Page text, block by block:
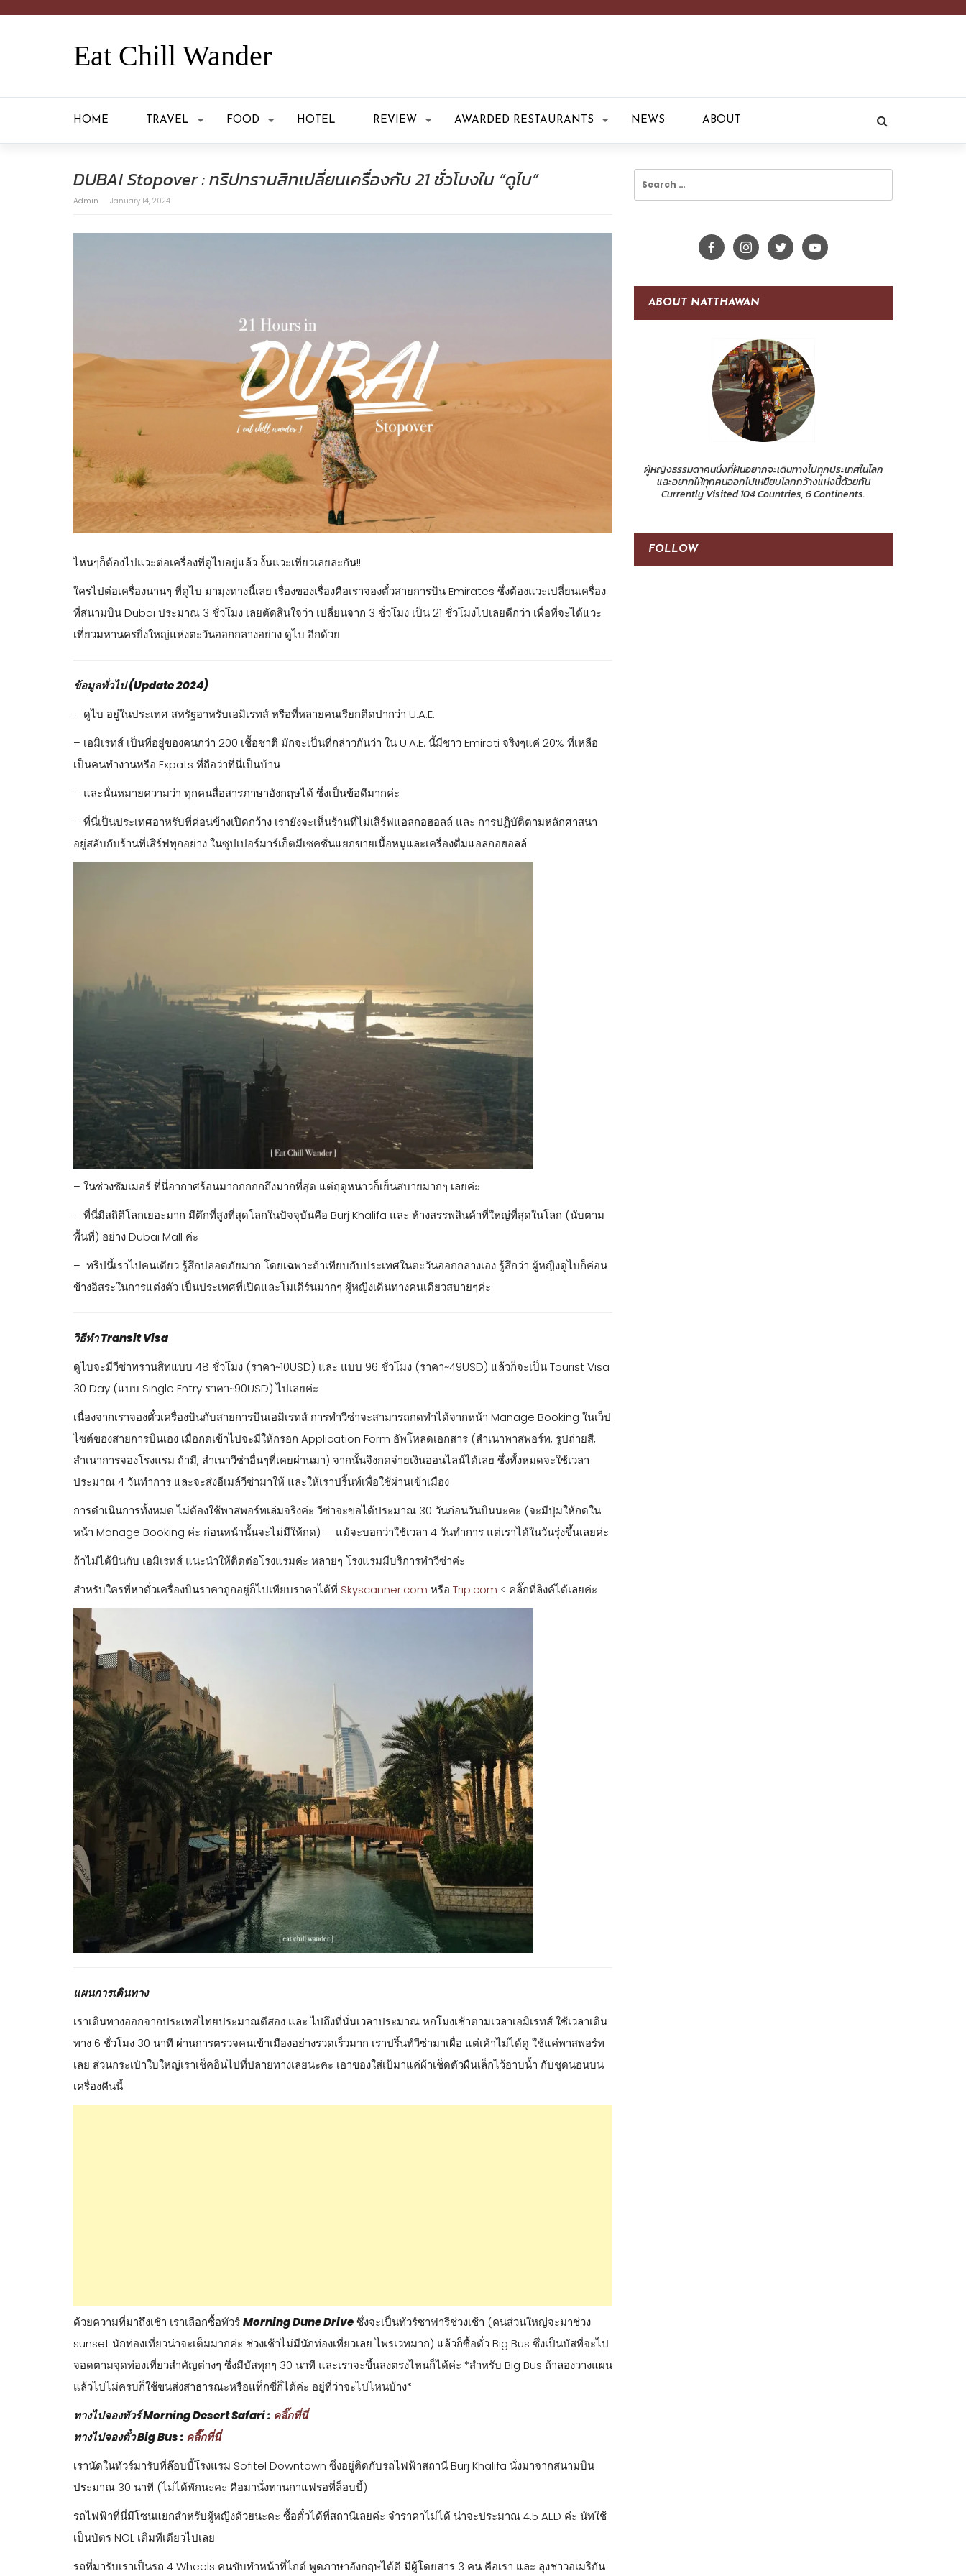
Eat Chill Wander
HOME TRAVEL FOOD HOTEL REVIEW AWARDED RESTAURANTS NEWS ABOUT
DUBAI Stopover : ทริปทรานสิทเปลี่ยนเครื่องกับ 21 ชั่วโมงใน “ดูไบ”
Admin January 14, 2024
ไหนๆก็ต้องไปแวะต่อเครื่องที่ดูไบอยู่แล้ว งั้นแวะเที่ยวเลยละกัน!!
ใครไปต่อเครื่องนานๆ ที่ดูไบ มามุงทางนี้เลย เรื่องของเรื่องคือเราจองตั๋วสายการบิน Emirates ซึ่งต้องแวะเปลี่ยนเครื่อง
ที่สนามบิน Dubai ประมาณ 3 ชั่วโมง เลยตัดสินใจว่า เปลี่ยนจาก 3 ชั่วโมง เป็น 21 ชั่วโมงไปเลยดีกว่า เพื่อที่จะได้แวะ
เที่ยวมหานครยิ่งใหญ่แห่งตะวันออกกลางอย่าง ดูไบ อีกด้วย
ข้อมูลทั่วไป (Update 2024)
– ดูไบ อยู่ในประเทศ สหรัฐอาหรับเอมิเรทส์ หรือที่หลายคนเรียกติดปากว่า U.A.E.
– เอมิเรทส์ เป็นที่อยู่ของคนกว่า 200 เชื้อชาติ มักจะเป็นที่กล่าวกันว่า ใน U.A.E. นี้มีชาว Emirati จริงๆแค่ 20% ที่เหลือ
เป็นคนทำงานหรือ Expats ที่ถือว่าที่นี่เป็นบ้าน
– และนั่นหมายความว่า ทุกคนสื่อสารภาษาอังกฤษได้ ซึ่งเป็นข้อดีมากค่ะ
– ที่นี่เป็นประเทศอาหรับที่ค่อนข้างเปิดกว้าง เรายังจะเห็นร้านที่ไม่เสิร์ฟแอลกอฮอลล์ และ การปฏิบัติตามหลักศาสนา
อยู่สลับกับร้านที่เสิร์ฟทุกอย่าง ในซุปเปอร์มาร์เก็ตมีเซคชั่นแยกขายเนื้อหมูและเครื่องดื่มแอลกอฮอลล์
– ในช่วงซัมเมอร์ ที่นี่อากาศร้อนมากกกกกถึงมากที่สุด แต่ฤดูหนาวก็เย็นสบายมากๆ เลยค่ะ
– ที่นี่มีสถิติโลกเยอะมาก มีตึกที่สูงที่สุดโลกในปัจจุบันคือ Burj Khalifa และ ห้างสรรพสินค้าที่ใหญ่ที่สุดในโลก (นับตาม
พื้นที่) อย่าง Dubai Mall ค่ะ
– ทริปนี้เราไปคนเดียว รู้สึกปลอดภัยมาก โดยเฉพาะถ้าเทียบกับประเทศในตะวันออกกลางเอง รู้สึกว่า ผู้หญิงดูไบก็ค่อน
ข้างอิสระในการแต่งตัว เป็นประเทศที่เปิดและโมเดิร์นมากๆ ผู้หญิงเดินทางคนเดียวสบายๆค่ะ
วิธีทำ Transit Visa
ดูไบจะมีวีซ่าทรานสิทแบบ 48 ชั่วโมง (ราคา~10USD) และ แบบ 96 ชั่วโมง (ราคา~49USD) แล้วก็จะเป็น Tourist Visa
30 Day (แบบ Single Entry ราคา~90USD) ไปเลยค่ะ
เนื่องจากเราจองตั๋วเครื่องบินกับสายการบินเอมิเรทส์ การทำวีซ่าจะสามารถกดทำได้จากหน้า Manage Booking ในเว็ป
ไซต์ของสายการบินเอง เมื่อกดเข้าไปจะมีให้กรอก Application Form อัพโหลดเอกสาร (สำเนาพาสพอร์ท, รูปถ่ายสี,
สำเนาการจองโรงแรม ถ้ามี, สำเนาวีซ่าอื่นๆที่เคยผ่านมา) จากนั้นจึงกดจ่ายเงินออนไลน์ได้เลย ซึ่งทั้งหมดจะใช้เวลา
ประมาณ 4 วันทำการ และจะส่งอีเมล์วีซ่ามาให้ และให้เราปริ้นท์เพื่อใช้ผ่านเข้าเมือง
การดำเนินการทั้งหมด ไม่ต้องใช้พาสพอร์ทเล่มจริงค่ะ วีซ่าจะขอได้ประมาณ 30 วันก่อนวันบินนะคะ (จะมีปุ่มให้กดใน
หน้า Manage Booking ค่ะ ก่อนหน้านั้นจะไม่มีให้กด) — แม้จะบอกว่าใช้เวลา 4 วันทำการ แต่เราได้ในวันรุ่งขึ้นเลยค่ะ
ถ้าไม่ได้บินกับ เอมิเรทส์ แนะนำให้ติดต่อโรงแรมค่ะ หลายๆ โรงแรมมีบริการทำวีซ่าค่ะ
สำหรับใครที่หาตั๋วเครื่องบินราคาถูกอยู่ก็ไปเทียบราคาได้ที่ Skyscanner.com หรือ Trip.com < คลิ๊กที่ลิงค์ได้เลยค่ะ
แผนการเดินทาง
เราเดินทางออกจากประเทศไทยประมาณตีสอง และ ไปถึงที่นั่นเวลาประมาณ หกโมงเช้าตามเวลาเอมิเรทส์ ใช้เวลาเดิน
ทาง 6 ชั่วโมง 30 นาที ผ่านการตรวจคนเข้าเมืองอย่างรวดเร็วมาก เราปริ้นท์วีซ่ามาเผื่อ แต่เค้าไม่ได้ดู ใช้แค่พาสพอร์ท
เลย ส่วนกระเป๋าใบใหญ่เราเช็คอินไปที่ปลายทางเลยนะคะ เอาของใส่เป้มาแค่ผ้าเช็ดตัวผืนเล็กไว้อาบน้ำ กับชุดนอนบน
เครื่องคืนนี้
ด้วยความที่มาถึงเช้า เราเลือกซื้อทัวร์Morning Dune Driveซึ่งจะเป็นทัวร์ซาฟารีช่วงเช้า (คนส่วนใหญ่จะมาช่วง
sunset นักท่องเที่ยวน่าจะเต็มมากค่ะ ช่วงเช้าไม่มีนักท่องเที่ยวเลย ไพรเวทมาก) แล้วก็ซื้อตั๋ว Big Bus ซึ่งเป็นบัสที่จะไป
จอดตามจุดท่องเที่ยวสำคัญต่างๆ ซึ่งมีบัสทุกๆ 30 นาที และเราจะขึ้นลงตรงไหนก็ได้ค่ะ *สำหรับ Big Bus ถ้าลองวางแผน
แล้วไปไม่ครบก็ใช้ขนส่งสาธารณะหรือแท็กซี่ก็ได้ค่ะ อยู่ที่ว่าจะไปไหนบ้าง*
ทางไปจองทัวร์ Morning Desert Safari : คลิ๊กที่นี่
ทางไปจองตั๋ว Big Bus : คลิ๊กที่นี่
เรานัดในทัวร์มารับที่ล๊อบบี้โรงแรม Sofitel Downtown ซึ่งอยู่ติดกับรถไฟฟ้าสถานี Burj Khalifa นั่งมาจากสนามบิน
ประมาณ 30 นาที (ไม่ได้พักนะคะ คือมานั่งทานกาแฟรอที่ล็อบบี้)
รถไฟฟ้าที่นี่มีโซนแยกสำหรับผู้หญิงด้วยนะคะ ซื้อตั๋วได้ที่สถานีเลยค่ะ จำราคาไม่ได้ น่าจะประมาณ 4.5 AED ค่ะ นัทใช้
เป็นบัตร NOL เติมทีเดียวไปเลย
รถที่มารับเราเป็นรถ 4 Wheels คนขับทำหน้าที่ไกด์ พูดภาษาอังกฤษได้ดี มีผู้โดยสาร 3 คน คือเรา และ ลุงชาวอเมริกัน
Search
for:
ABOUT NATTHAWAN
ผู้หญิงธรรมดาคนนึงที่ฝันอยากจะเดินทางไปทุกประเทศในโลก
และอยากให้ทุกคนออกไปเหยียบโลกกว้างแห่งนี้ด้วยกัน
Currently Visited 104 Countries, 6 Continents.
FOLLOW